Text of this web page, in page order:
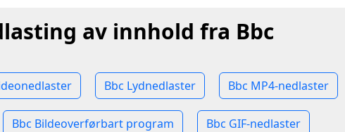
av innhold fra Bbc
Bbc Lydnedlaster Bbc MP4-nedlaster
Bbc Bildeoverførbart program Bbc GIF-nedlaster